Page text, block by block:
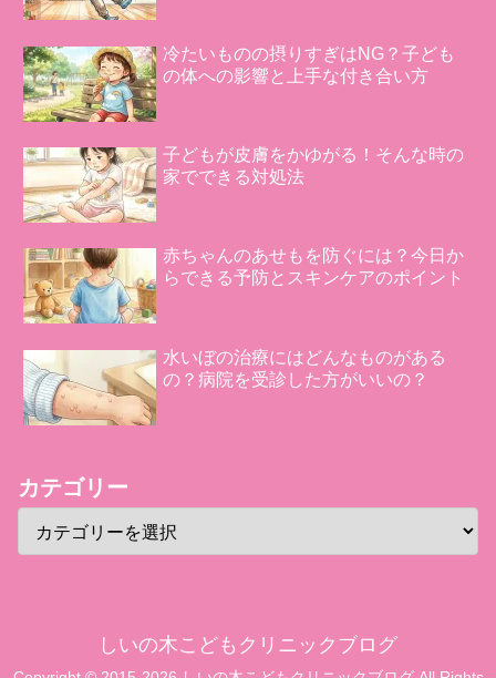
冷たいものの摂りすぎはNG？子ども
の体への影響と上手な付き合い方
子どもが皮膚をかゆがる！そんな時の
家でできる対処法
赤ちゃんのあせもを防ぐには？今日か
らできる予防とスキンケアのポイント
水いぼの治療にはどんなものがある
の？病院を受診した方がいいの？
カテゴリー
しいの木こどもクリニックブログ